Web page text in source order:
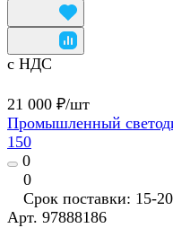
с НДС
21 000 ₽/шт
Промышленный
150
0
0
Срок поставки: 15-
Арт. 97888186